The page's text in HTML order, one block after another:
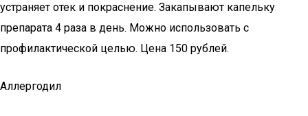
устраняет отек и покраснение. Закапывают капельку
препарата 4 раза в день. Можно использовать с
профилактической целью. Цена 150 рублей.
Аллергодил